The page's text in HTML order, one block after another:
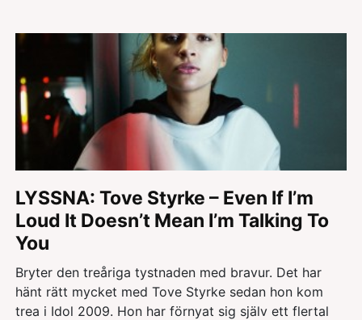
LYSSNA: Tove Styrke – Even If I’m
Loud It Doesn’t Mean I’m Talking To
You
Bryter den treåriga tystnaden med bravur. Det har
hänt rätt mycket med Tove Styrke sedan hon kom
trea i Idol 2009. Hon har förnyat sig själv ett flertal